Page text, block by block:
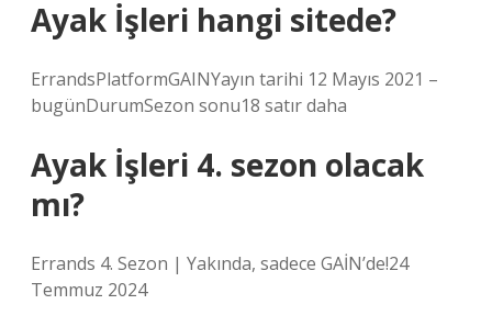
Ayak İşleri hangi sitede?
ErrandsPlatformGAINYayın tarihi 12 Mayıs 2021 –
bugünDurumSezon sonu18 satır daha
Ayak İşleri 4. sezon olacak
mı?
Errands 4. Sezon | Yakında, sadece GAİN’de!24
Temmuz 2024